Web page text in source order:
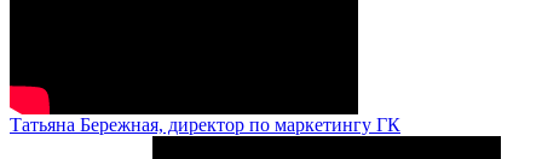
Татьяна Бережная, директор по маркетингу ГК